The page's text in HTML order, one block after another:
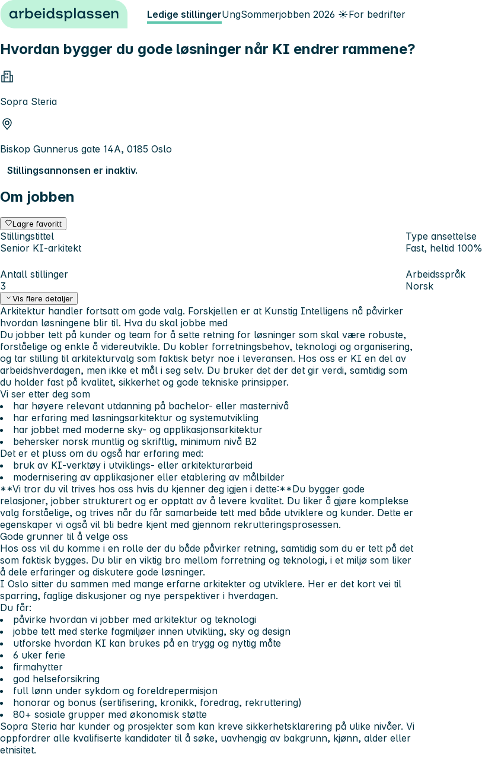
Hopp til innhold Ledige stillingerUngSommerjobben 2026 ☀️For bedrifter
Hvordan bygger du gode løsninger når KI endrer rammene?
Sopra Steria
Biskop Gunnerus gate 14A, 0185 Oslo
Stillingsannonsen er inaktiv.
Om jobben
Lagre favoritt
Stillingstittel
Senior KI-arkitekt
Type ansettelse
Fast, heltid 100%
Antall stillinger
3
Arbeidsspråk
Norsk
Vis flere detaljer
Arkitektur handler fortsatt om gode valg. Forskjellen er at Kunstig Intelligens nå påvirker
hvordan løsningene blir til. Hva du skal jobbe med
Du jobber tett på kunder og team for å sette retning for løsninger som skal være robuste,
forståelige og enkle å videreutvikle. Du kobler forretningsbehov, teknologi og organisering,
og tar stilling til arkitekturvalg som faktisk betyr noe i leveransen. Hos oss er KI en del av
arbeidshverdagen, men ikke et mål i seg selv. Du bruker det der det gir verdi, samtidig som
du holder fast på kvalitet, sikkerhet og gode tekniske prinsipper.
Vi ser etter deg som
har høyere relevant utdanning på bachelor- eller masternivå
har erfaring med løsningsarkitektur og systemutvikling
har jobbet med moderne sky- og applikasjonsarkitektur
behersker norsk muntlig og skriftlig, minimum nivå B2
Det er et pluss om du også har erfaring med:
bruk av KI-verktøy i utviklings- eller arkitekturarbeid
modernisering av applikasjoner eller etablering av målbilder
**Vi tror du vil trives hos oss hvis du kjenner deg igjen i dette:**Du bygger gode
relasjoner, jobber strukturert og er opptatt av å levere kvalitet. Du liker å gjøre komplekse
valg forståelige, og trives når du får samarbeide tett med både utviklere og kunder. Dette er
egenskaper vi også vil bli bedre kjent med gjennom rekrutteringsprosessen.
Gode grunner til å velge oss
Hos oss vil du komme i en rolle der du både påvirker retning, samtidig som du er tett på det
som faktisk bygges. Du blir en viktig bro mellom forretning og teknologi, i et miljø som liker
å dele erfaringer og diskutere gode løsninger.
I Oslo sitter du sammen med mange erfarne arkitekter og utviklere. Her er det kort vei til
sparring, faglige diskusjoner og nye perspektiver i hverdagen.
Du får:
påvirke hvordan vi jobber med arkitektur og teknologi
jobbe tett med sterke fagmiljøer innen utvikling, sky og design
utforske hvordan KI kan brukes på en trygg og nyttig måte
6 uker ferie
firmahytter
god helseforsikring
full lønn under sykdom og foreldrepermisjon
honorar og bonus (sertifisering, kronikk, foredrag, rekruttering)
80+ sosiale grupper med økonomisk støtte
Sopra Steria har kunder og prosjekter som kan kreve sikkerhetsklarering på ulike nivåer. Vi
oppfordrer alle kvalifiserte kandidater til å søke, uavhengig av bakgrunn, kjønn, alder eller
etnisitet.